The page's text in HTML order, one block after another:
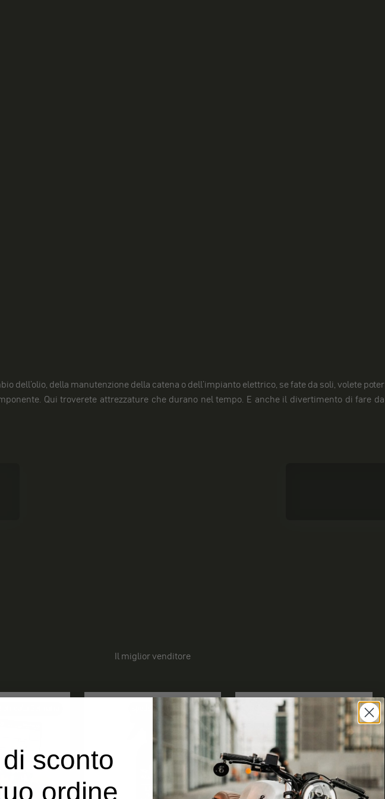
dell'olio, della manutenzione della catena o dell'impianto elettrico, se fate da soli, volete poter
Qui troverete attrezzature che durano nel tempo. E anche il divertimento di fare da
Il miglior venditore
spedizioni dalla Germania spedizioni dalla Germania
sconto
ordine